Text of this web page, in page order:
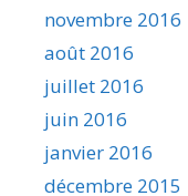
novembre 2016
août 2016
juillet 2016
juin 2016
janvier 2016
décembre 2015